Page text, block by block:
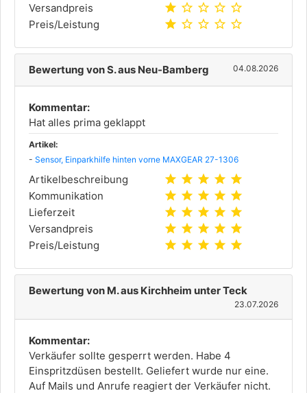
Versandpreis star star_outline star_outline star_outline star_outline
Preis/Leistung star star_outline star_outline star_outline star_outline
Bewertung von S. aus Neu-Bamberg 04.08.2026
Kommentar:
Hat alles prima geklappt
Artikel:
- Sensor, Einparkhilfe hinten vorne MAXGEAR 27-1306
Artikelbeschreibung star star star star star
Kommunikation star star star star star
Lieferzeit star star star star star
Versandpreis star star star star star
Preis/Leistung star star star star star
Bewertung von M. aus Kirchheim unter Teck
23.07.2026
Kommentar:
Verkäufer sollte gesperrt werden. Habe 4
Einspritzdüsen bestellt. Geliefert wurde nur eine.
Auf Mails und Anrufe reagiert der Verkäufer nicht.